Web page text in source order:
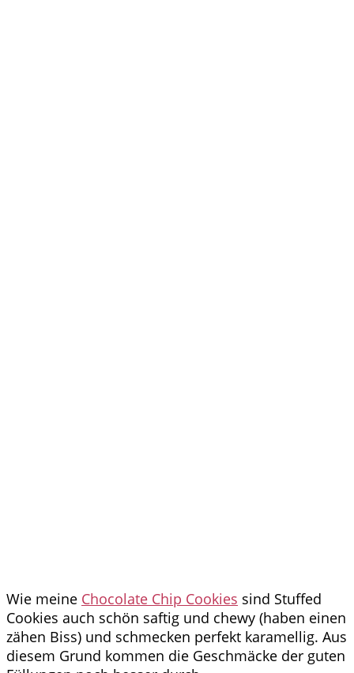
Wie meine Chocolate Chip Cookies sind Stuffed
Cookies auch schön saftig und chewy (haben einen
zähen Biss) und schmecken perfekt karamellig. Aus
diesem Grund kommen die Geschmäcke der guten